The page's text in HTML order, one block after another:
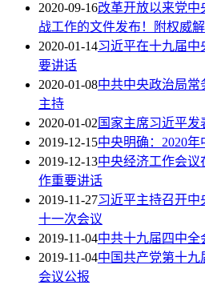
2020-09-16改革开放以来党
战工作的文件发布！附权威
2020-01-14习近平在十九届
要讲话
2020-01-08中共中央政治局常
主持
2020-01-02国家主席习近平发
2019-12-15中央明确：2020
2019-12-13中央经济工作会议
作重要讲话
2019-11-27习近平主持召开
十一次会议
2019-11-04中共十九届四中全
2019-11-04中国共产党第十
会议公报